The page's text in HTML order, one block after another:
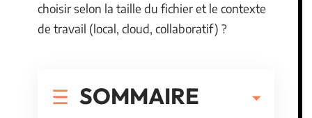
choisir selon la taille du fichier et le contexte
de travail (local, cloud, collaboratif) ?
SOMMAIRE